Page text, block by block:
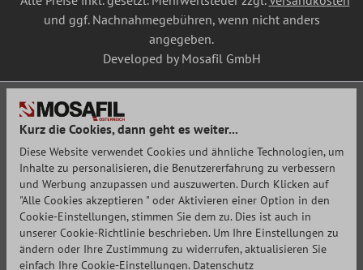
und ggf. Nachnahmegebühren, wenn nicht anders
angegeben.
Developed by Mosafil GmbH
Kurz die Cookies, dann geht es weiter...
Diese Website verwendet Cookies und ähnliche Technologien, um
Inhalte zu personalisieren, die Benutzererfahrung zu verbessern
und Werbung anzupassen und auszuwerten. Durch Klicken auf
"Alle Cookies akzeptieren " oder Aktivieren einer Option in den
Cookie-Einstellungen, stimmen Sie dem zu. Dies ist auch in
unserer Cookie-Richtlinie beschrieben. Um Ihre Einstellungen zu
ändern oder Ihre Zustimmung zu widerrufen, aktualisieren Sie
einfach Ihre Cookie-Einstellungen. Datenschutz